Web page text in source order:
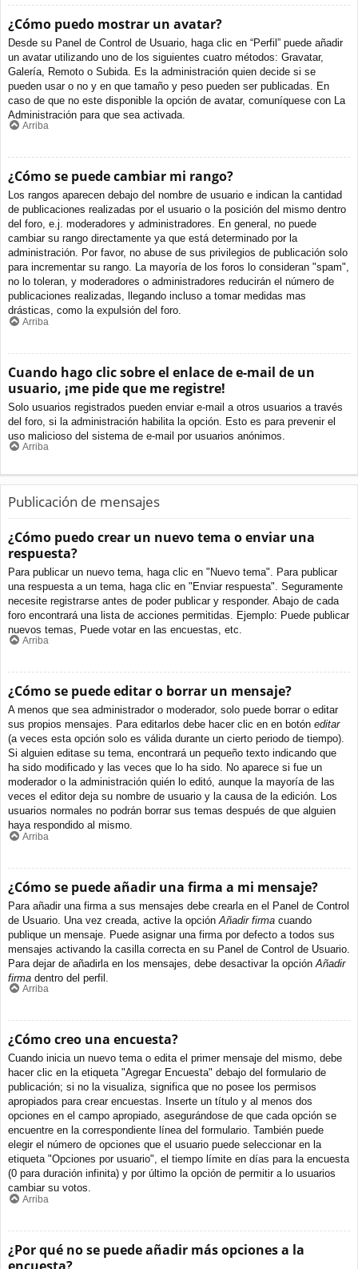
¿Cómo puedo mostrar un avatar?
Desde su Panel de Control de Usuario, haga clic en “Perfil” puede añadir
un avatar utilizando uno de los siguientes cuatro métodos: Gravatar,
Galería, Remoto o Subida. Es la administración quien decide si se
pueden usar o no y en que tamaño y peso pueden ser publicadas. En
caso de que no este disponible la opción de avatar, comuníquese con La
Administración para que sea activada.
Arriba
¿Cómo se puede cambiar mi rango?
Los rangos aparecen debajo del nombre de usuario e indican la cantidad
de publicaciones realizadas por el usuario o la posición del mismo dentro
del foro, e.j. moderadores y administradores. En general, no puede
cambiar su rango directamente ya que está determinado por la
administración. Por favor, no abuse de sus privilegios de publicación solo
para incrementar su rango. La mayoría de los foros lo consideran "spam",
no lo toleran, y moderadores o administradores reducirán el número de
publicaciones realizadas, llegando incluso a tomar medidas mas
drásticas, como la expulsión del foro.
Arriba
Cuando hago clic sobre el enlace de e-mail de un
usuario, ¡me pide que me registre!
Solo usuarios registrados pueden enviar e-mail a otros usuarios a través
del foro, si la administración habilita la opción. Esto es para prevenir el
uso malicioso del sistema de e-mail por usuarios anónimos.
Arriba
Publicación de mensajes
¿Cómo puedo crear un nuevo tema o enviar una
respuesta?
Para publicar un nuevo tema, haga clic en "Nuevo tema". Para publicar
una respuesta a un tema, haga clic en "Enviar respuesta". Seguramente
necesite registrarse antes de poder publicar y responder. Abajo de cada
foro encontrará una lista de acciones permitidas. Ejemplo: Puede publicar
nuevos temas, Puede votar en las encuestas, etc.
Arriba
¿Cómo se puede editar o borrar un mensaje?
A menos que sea administrador o moderador, solo puede borrar o editar
sus propios mensajes. Para editarlos debe hacer clic en en botón editar
(a veces esta opción solo es válida durante un cierto periodo de tiempo).
Si alguien editase su tema, encontrará un pequeño texto indicando que
ha sido modificado y las veces que lo ha sido. No aparece si fue un
moderador o la administración quién lo editó, aunque la mayoría de las
veces el editor deja su nombre de usuario y la causa de la edición. Los
usuarios normales no podrán borrar sus temas después de que alguien
haya respondido al mismo.
Arriba
¿Cómo se puede añadir una firma a mi mensaje?
Para añadir una firma a sus mensajes debe crearla en el Panel de Control
de Usuario. Una vez creada, active la opción Añadir firma cuando
publique un mensaje. Puede asignar una firma por defecto a todos sus
mensajes activando la casilla correcta en su Panel de Control de Usuario.
Para dejar de añadirla en los mensajes, debe desactivar la opción Añadir
firma dentro del perfil.
Arriba
¿Cómo creo una encuesta?
Cuando inicia un nuevo tema o edita el primer mensaje del mismo, debe
hacer clic en la etiqueta "Agregar Encuesta" debajo del formulario de
publicación; si no la visualiza, significa que no posee los permisos
apropiados para crear encuestas. Inserte un título y al menos dos
opciones en el campo apropiado, asegurándose de que cada opción se
encuentre en la correspondiente línea del formulario. También puede
elegir el número de opciones que el usuario puede seleccionar en la
etiqueta "Opciones por usuario", el tiempo límite en días para la encuesta
(0 para duración infinita) y por último la opción de permitir a lo usuarios
cambiar su votos.
Arriba
¿Por qué no se puede añadir más opciones a la